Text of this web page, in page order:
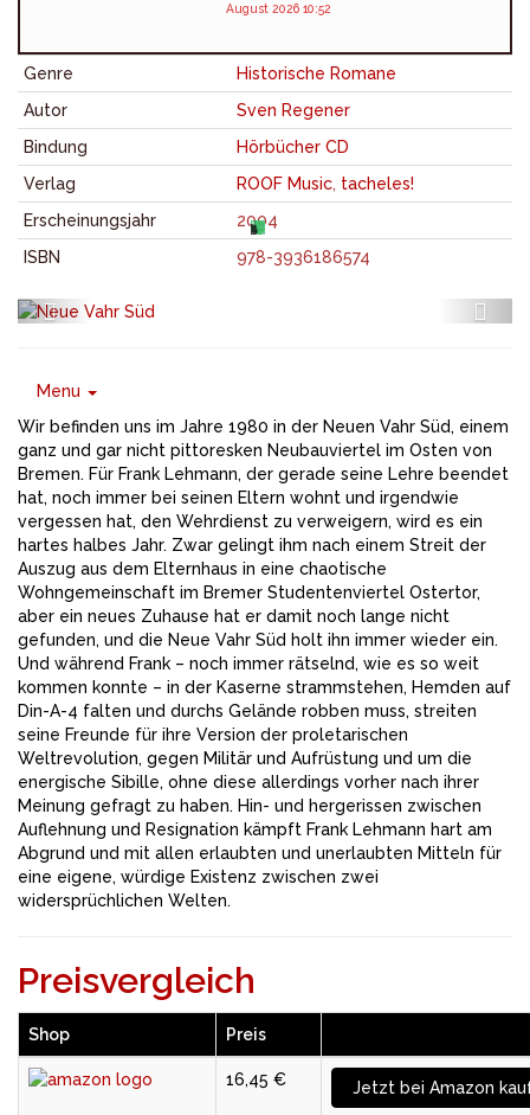
August 2026 10:52
Genre
Historische Romane
Autor
Sven Regener
Bindung
Hörbücher CD
Verlag
ROOF Music, tacheles!
Erscheinungsjahr
2004
ISBN
978-3936186574
Menu
Wir befinden uns im Jahre 1980 in der Neuen Vahr Süd, einem
ganz und gar nicht pittoresken Neubauviertel im Osten von
Bremen. Für Frank Lehmann, der gerade seine Lehre beendet
hat, noch immer bei seinen Eltern wohnt und irgendwie
vergessen hat, den Wehrdienst zu verweigern, wird es ein
hartes halbes Jahr. Zwar gelingt ihm nach einem Streit der
Auszug aus dem Elternhaus in eine chaotische
Wohngemeinschaft im Bremer Studentenviertel Ostertor,
aber ein neues Zuhause hat er damit noch lange nicht
gefunden, und die Neue Vahr Süd holt ihn immer wieder ein.
Und während Frank – noch immer rätselnd, wie es so weit
kommen konnte – in der Kaserne strammstehen, Hemden auf
Din-A-4 falten und durchs Gelände robben muss, streiten
seine Freunde für ihre Version der proletarischen
Weltrevolution, gegen Militär und Aufrüstung und um die
energische Sibille, ohne diese allerdings vorher nach ihrer
Meinung gefragt zu haben. Hin- und hergerissen zwischen
Auflehnung und Resignation kämpft Frank Lehmann hart am
Abgrund und mit allen erlaubten und unerlaubten Mitteln für
eine eigene, würdige Existenz zwischen zwei
widersprüchlichen Welten.
Preisvergleich
Shop Preis
16,45 € Jetzt bei Amazon